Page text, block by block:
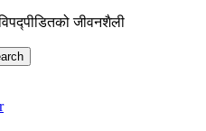
जीवनशैली